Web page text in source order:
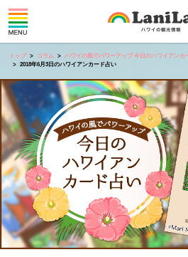
トップ コラム
ハワイの風でパワーアップ 今日のハワイアンカ
2018年6月3日のハワイアンカード占い